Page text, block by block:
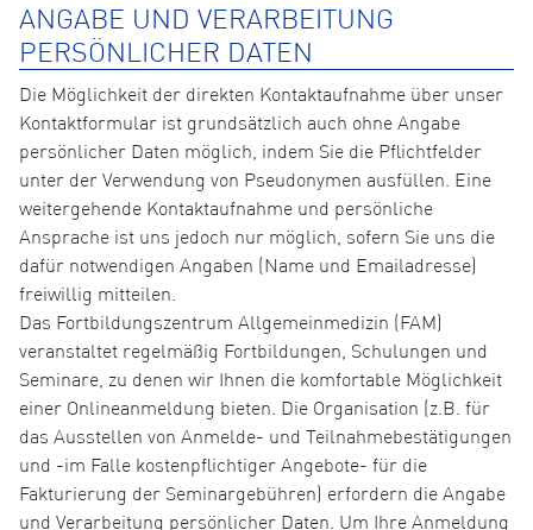
ANGABE UND VERARBEITUNG
PERSÖNLICHER DATEN
Die Möglichkeit der direkten Kontaktaufnahme über unser
Kontaktformular ist grundsätzlich auch ohne Angabe
persönlicher Daten möglich, indem Sie die Pflichtfelder
unter der Verwendung von Pseudonymen ausfüllen. Eine
weitergehende Kontaktaufnahme und persönliche
Ansprache ist uns jedoch nur möglich, sofern Sie uns die
dafür notwendigen Angaben (Name und Emailadresse)
freiwillig mitteilen.
Das Fortbildungszentrum Allgemeinmedizin (FAM)
veranstaltet regelmäßig Fortbildungen, Schulungen und
Seminare, zu denen wir Ihnen die komfortable Möglichkeit
einer Onlineanmeldung bieten. Die Organisation (z.B. für
das Ausstellen von Anmelde- und Teilnahmebestätigungen
und -im Falle kostenpflichtiger Angebote- für die
Fakturierung der Seminargebühren) erfordern die Angabe
und Verarbeitung persönlicher Daten. Um Ihre Anmeldung